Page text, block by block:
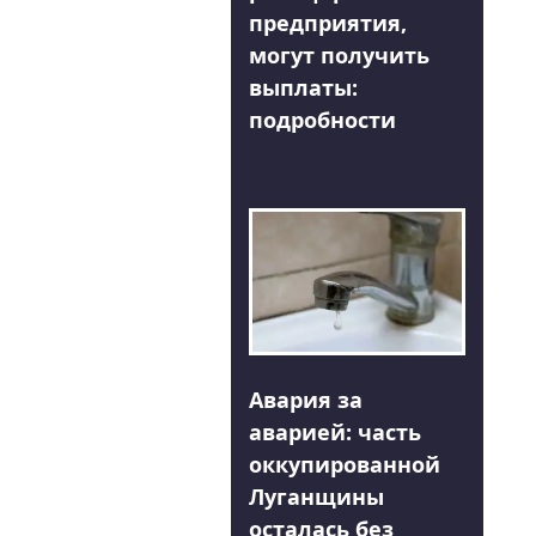
предприятия,
могут получить
выплаты:
подробности
Авария за
аварией: часть
оккупированной
Луганщины
осталась без